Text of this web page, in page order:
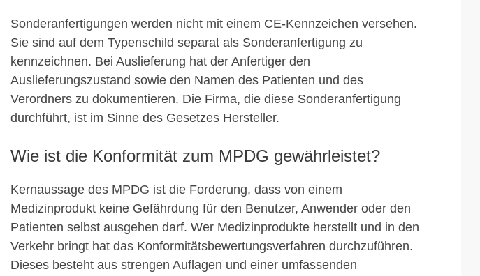
Sonderanfertigungen werden nicht mit einem CE-Kennzeichen versehen.
Sie sind auf dem Typenschild separat als Sonderanfertigung zu
kennzeichnen. Bei Auslieferung hat der Anfertiger den
Auslieferungszustand sowie den Namen des Patienten und des
Verordners zu dokumentieren. Die Firma, die diese Sonderanfertigung
durchführt, ist im Sinne des Gesetzes Hersteller.
Wie ist die Konformität zum MPDG gewährleistet?
Kernaussage des MPDG ist die Forderung, dass von einem
Medizinprodukt keine Gefährdung für den Benutzer, Anwender oder den
Patienten selbst ausgehen darf. Wer Medizinprodukte herstellt und in den
Verkehr bringt hat das Konformitätsbewertungsverfahren durchzuführen.
Dieses besteht aus strengen Auflagen und einer umfassenden